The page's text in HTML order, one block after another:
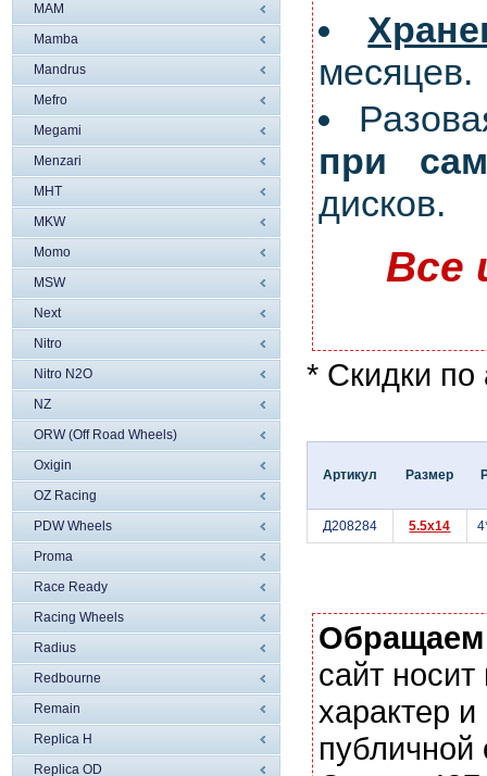
MAM
Mamba
Mandrus
Mefro
Megami
Menzari
MHT
MKW
Momo
MSW
Next
Nitro
Nitro N2O
NZ
ORW (Off Road Wheels)
Oxigin
OZ Racing
PDW Wheels
Proma
Race Ready
Racing Wheels
Radius
Redbourne
Remain
Replica H
Replica OD
месяцев.
при
дисков.
Все
* Скидки по
Артикул Размер
Д208284 5.5x14
сайт
характер